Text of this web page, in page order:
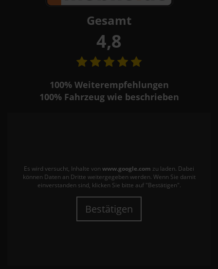
Gesamt
4,8
100%Weiterempfehlungen
100%Fahrzeug wie beschrieben
Es wird versucht, Inhalte von www.google.com zu laden. Dabei
können Daten an Dritte weitergegeben werden. Wenn Sie damit
einverstanden sind, klicken Sie bitte auf "Bestätigen".
Bestätigen